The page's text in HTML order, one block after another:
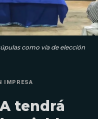
como vía de elección
IMPRESA
tendrá